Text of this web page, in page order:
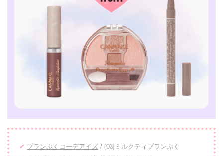
✔ プランぷくコーデアイズ / [03]ミルクティプランぷく